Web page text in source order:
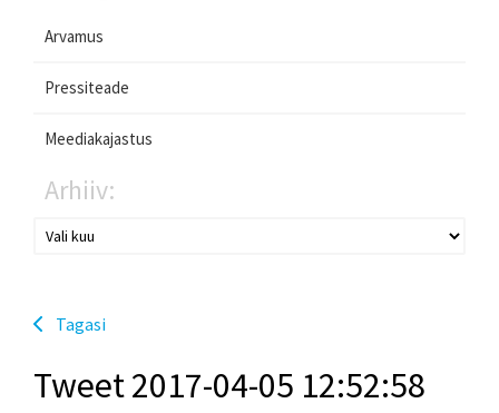
Arvamus
Pressiteade
Meediakajastus
Arhiiv:
Tagasi
Tweet 2017-04-05 12:52:58